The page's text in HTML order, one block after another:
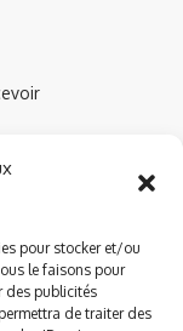
pour stocker et/ou
le faisons pour
des publicités
de traiter des